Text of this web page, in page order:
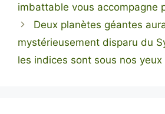
imbattable vous accompagne
Deux planètes géantes
mystérieusement disparu du
les indices sont sous nos yeux